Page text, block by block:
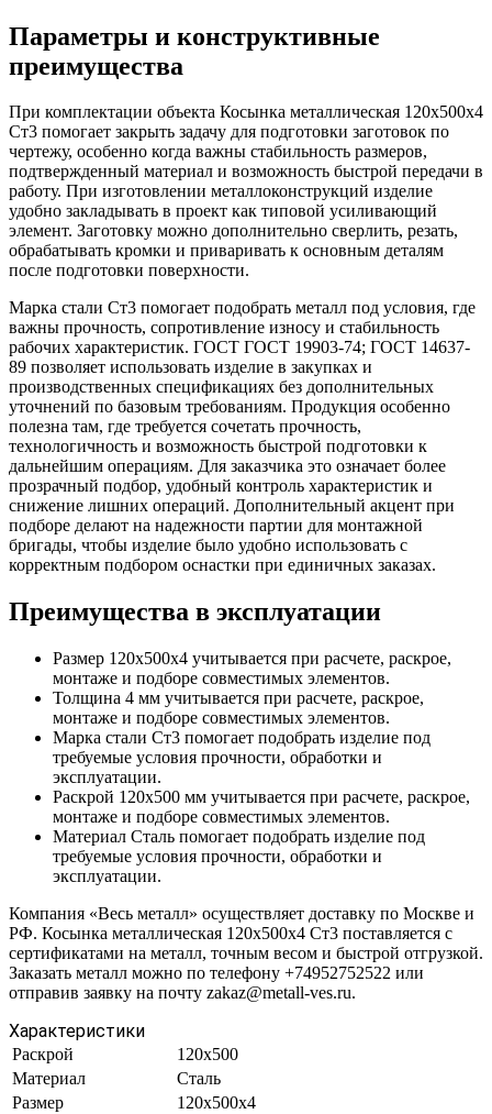
Параметры и конструктивные
преимущества
При комплектации объекта Косынка металлическая 120х500х4
Ст3 помогает закрыть задачу для подготовки заготовок по
чертежу, особенно когда важны стабильность размеров,
подтвержденный материал и возможность быстрой передачи в
работу. При изготовлении металлоконструкций изделие
удобно закладывать в проект как типовой усиливающий
элемент. Заготовку можно дополнительно сверлить, резать,
обрабатывать кромки и приваривать к основным деталям
после подготовки поверхности.
Марка стали Ст3 помогает подобрать металл под условия, где
важны прочность, сопротивление износу и стабильность
рабочих характеристик. ГОСТ ГОСТ 19903-74; ГОСТ 14637-
89 позволяет использовать изделие в закупках и
производственных спецификациях без дополнительных
уточнений по базовым требованиям. Продукция особенно
полезна там, где требуется сочетать прочность,
технологичность и возможность быстрой подготовки к
дальнейшим операциям. Для заказчика это означает более
прозрачный подбор, удобный контроль характеристик и
снижение лишних операций. Дополнительный акцент при
подборе делают на надежности партии для монтажной
бригады, чтобы изделие было удобно использовать с
корректным подбором оснастки при единичных заказах.
Преимущества в эксплуатации
Размер 120х500х4 учитывается при расчете, раскрое,
монтаже и подборе совместимых элементов.
Толщина 4 мм учитывается при расчете, раскрое,
монтаже и подборе совместимых элементов.
Марка стали Ст3 помогает подобрать изделие под
требуемые условия прочности, обработки и
эксплуатации.
Раскрой 120х500 мм учитывается при расчете, раскрое,
монтаже и подборе совместимых элементов.
Материал Сталь помогает подобрать изделие под
требуемые условия прочности, обработки и
эксплуатации.
Компания «Весь металл» осуществляет доставку по Москве и
РФ. Косынка металлическая 120х500х4 Ст3 поставляется с
сертификатами на металл, точным весом и быстрой отгрузкой.
Заказать металл можно по телефону +74952752522 или
отправив заявку на почту zakaz@metall-ves.ru.
Характеристики
Раскрой
120х500
Материал
Сталь
Размер
120х500х4